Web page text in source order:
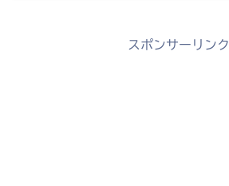
スポンサーリンク